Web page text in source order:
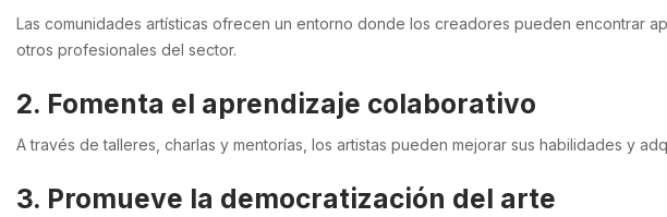
Las comunidades artísticas ofrecen un entorno donde los creadores pueden encontrar
otros profesionales del sector.
2. Fomenta el aprendizaje colaborativo
A través de talleres, charlas y mentorías, los artistas pueden mejorar sus habilidades y
3. Promueve la democratización del arte